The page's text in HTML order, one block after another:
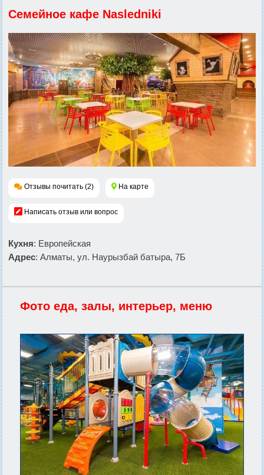
Семейное кафе Nasledniki
Отзывы почитать (2) На карте
Написать отзыв или вопрос
Кухня: Европейская
Адрес: Алматы, ул. Наурызбай батыра, 7Б
Фото еда, залы, интерьер, меню